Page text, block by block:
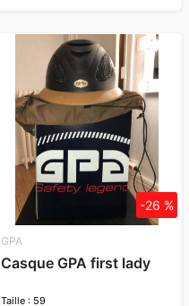
GPA
Casque GPA first lady
Taille : 59
-26 %